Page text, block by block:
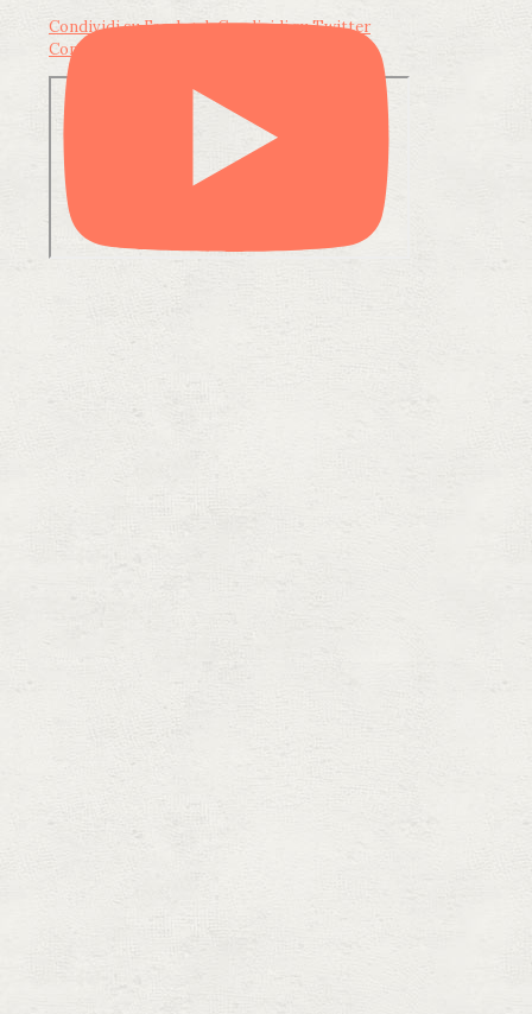
Condividi su FacebookCondividi su Twitter
Condividi su LinkedIn